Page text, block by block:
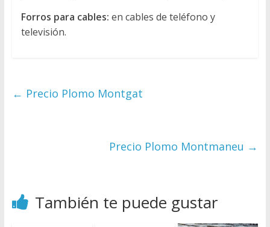
Forros para cables: en cables de teléfono y
televisión.
← Precio Plomo Montgat
Precio Plomo Montmaneu →
También te puede gustar